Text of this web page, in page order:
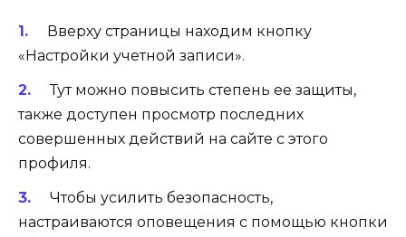
Вверху страницы находим кнопку
«Настройки учетной записи».
Тут можно повысить степень ее защиты,
также доступен просмотр последних
совершенных действий на сайте с этого
профиля.
Чтобы усилить безопасность,
настраиваются оповещения с помощью кнопки